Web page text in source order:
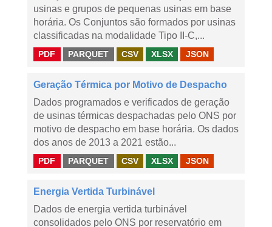
usinas e grupos de pequenas usinas em base
horária. Os Conjuntos são formados por usinas
classificadas na modalidade Tipo II-C,...
PDF PARQUET CSV XLSX JSON
Geração Térmica por Motivo de Despacho
Dados programados e verificados de geração
de usinas térmicas despachadas pelo ONS por
motivo de despacho em base horária. Os dados
dos anos de 2013 a 2021 estão...
PDF PARQUET CSV XLSX JSON
Energia Vertida Turbinável
Dados de energia vertida turbinável
consolidados pelo ONS por reservatório em